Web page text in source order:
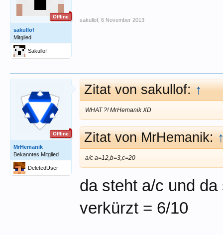
Offline
sakullof
Mitglied
Sakullof
sakullof 6 November 2013
Offline
MrHemanik
Bekanntes Mitglied
DeletedUser
Zitat von sakullof:↑
WHAT ?! MrHemanik XD
Zitat von MrHemanik:
a/c a=12,b=3,c=20
da steht a/c und
verkürzt = 6/10